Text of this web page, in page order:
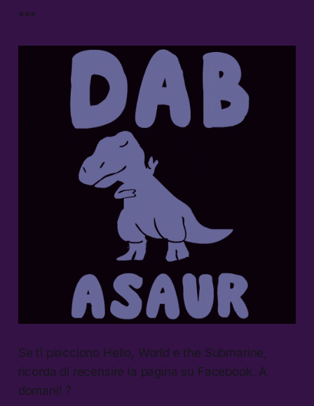
***
Se ti piacciono Hello, World e the Submarine,
ricorda di recensire la pagina su Facebook. A
domani! ?